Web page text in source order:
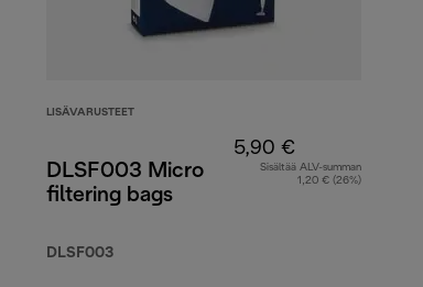
hinta 11,00 €
LISÄVARUSTEET
DLSF003 Micro
filtering bags
DLSF003
5,90 €
Sisältää ALV-summan
1,20 € (26%)